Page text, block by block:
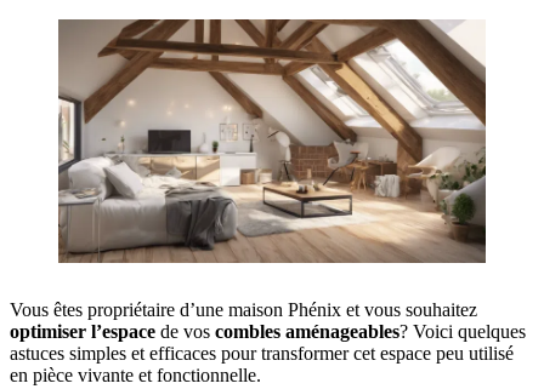
Vous êtes propriétaire d’une maison Phénix et vous souhaitez
optimiser l’espace de vos combles aménageables? Voici quelques
astuces simples et efficaces pour transformer cet espace peu utilisé
en pièce vivante et fonctionnelle.